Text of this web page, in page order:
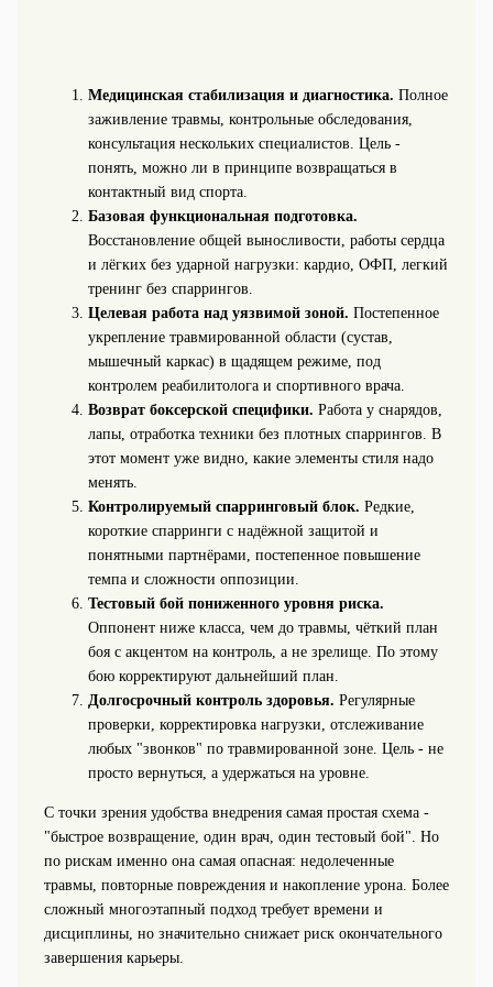
Медицинская стабилизация и диагностика. Полное
заживление травмы, контрольные обследования,
консультация нескольких специалистов. Цель -
понять, можно ли в принципе возвращаться в
контактный вид спорта.
Базовая функциональная подготовка.
Восстановление общей выносливости, работы сердца
и лёгких без ударной нагрузки: кардио, ОФП, легкий
тренинг без спаррингов.
Целевая работа над уязвимой зоной. Постепенное
укрепление травмированной области (сустав,
мышечный каркас) в щадящем режиме, под
контролем реабилитолога и спортивного врача.
Возврат боксерской специфики. Работа у снарядов,
лапы, отработка техники без плотных спаррингов. В
этот момент уже видно, какие элементы стиля надо
менять.
Контролируемый спарринговый блок. Редкие,
короткие спарринги с надёжной защитой и
понятными партнёрами, постепенное повышение
темпа и сложности оппозиции.
Тестовый бой пониженного уровня риска.
Оппонент ниже класса, чем до травмы, чёткий план
боя с акцентом на контроль, а не зрелище. По этому
бою корректируют дальнейший план.
Долгосрочный контроль здоровья. Регулярные
проверки, корректировка нагрузки, отслеживание
любых "звонков" по травмированной зоне. Цель - не
просто вернуться, а удержаться на уровне.
С точки зрения удобства внедрения самая простая схема -
"быстрое возвращение, один врач, один тестовый бой". Но
по рискам именно она самая опасная: недолеченные
травмы, повторные повреждения и накопление урона. Более
сложный многоэтапный подход требует времени и
дисциплины, но значительно снижает риск окончательного
завершения карьеры.